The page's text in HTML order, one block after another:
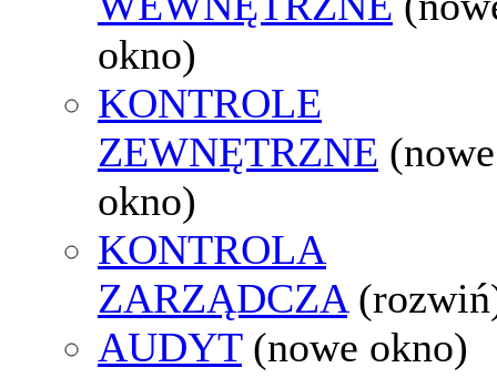
okno)
KONTROLE
ZEWNĘTRZNE (nowe
okno)
KONTROLA
ZARZĄDCZA
AUDYT (nowe okno)